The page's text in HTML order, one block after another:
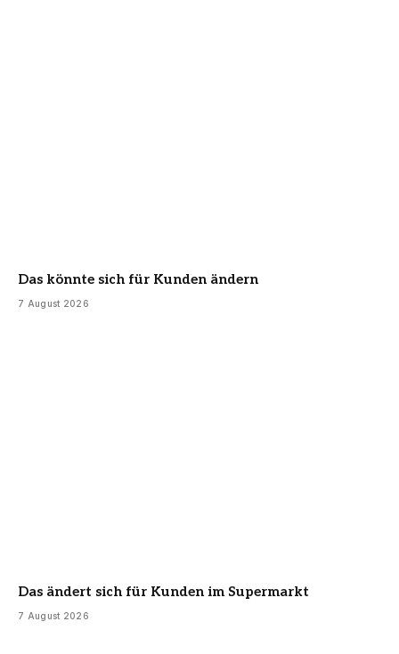
Das könnte sich für Kunden ändern
7 August 2026
Das ändert sich für Kunden im Supermarkt
7 August 2026